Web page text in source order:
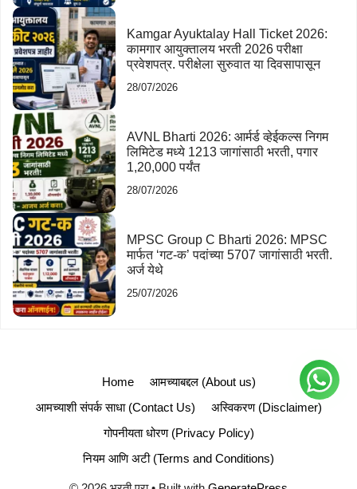
Kamgar Ayuktalay Hall Ticket 2026:
कामगार आयुक्तालय भरती 2026 परीक्षा
प्रवेशपत्र. परीक्षेला सुरुवात या दिवसापासून
28/07/2026
AVNL Bharti 2026: आर्मर्ड व्हेईकल्स निगम
लिमिटेड मध्ये 1213 जागांसाठी भरती, पगार
1,20,000 पर्यंत
28/07/2026
MPSC Group C Bharti 2026: MPSC
मार्फत ‘गट-क’ पदांच्या 5707 जागांसाठी भरती.
अर्ज येथे
25/07/2026
Home
आमच्याबद्दल (About us)
आमच्याशी संपर्क साधा (Contact Us)
अस्विकरण (Disclaimer)
गोपनीयता धोरण (Privacy Policy)
नियम आणि अटी (Terms and Conditions)